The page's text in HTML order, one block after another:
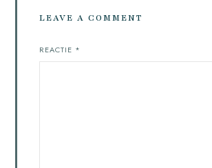
LEAVE A COMMENT
REACTIE *